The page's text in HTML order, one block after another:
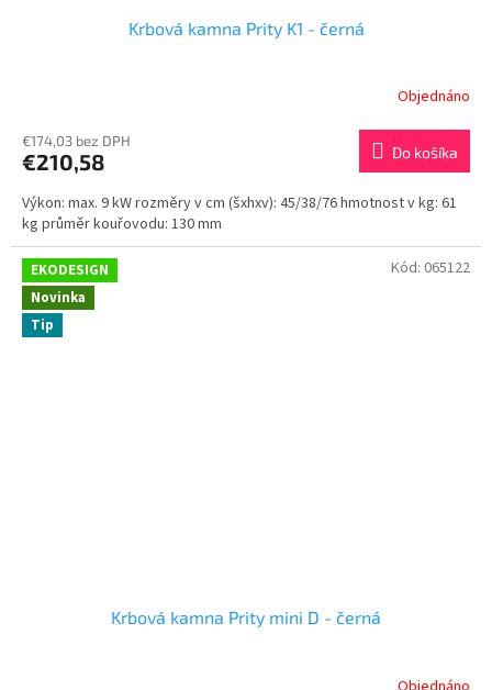
Krbová kamna Prity K1 - černá
Objednáno
€174,03 bez DPH
€210,58 Do košíka
Výkon: max. 9 kW rozměry v cm (šxhxv): 45/38/76 hmotnost v kg: 61
kg průměr kouřovodu: 130 mm
EKODESIGN
Novinka
Tip
Krbová kamna Prity mini D - černá
Kód: 065122